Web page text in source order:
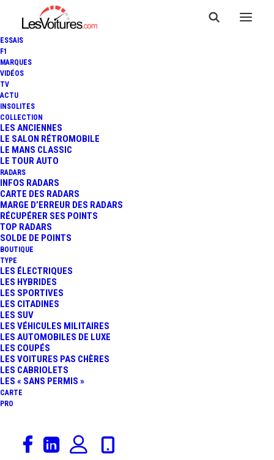
ESSAIS
F1
MARQUES
VIDÉOS
TV
ACTU
INSOLITES
COLLECTION
LES ANCIENNES
LE SALON RÉTROMOBILE
LE MANS CLASSIC
LE TOUR AUTO
RADARS
INFOS RADARS
CARTE DES RADARS
MARGE D’ERREUR DES RADARS
RÉCUPÉRER SES POINTS
TOP RADARS
SOLDE DE POINTS
BOUTIQUE
TYPE
LES ÉLECTRIQUES
LES HYBRIDES
LES SPORTIVES
LES CITADINES
LES SUV
LES VÉHICULES MILITAIRES
LES AUTOMOBILES DE LUXE
LES COUPÉS
LES VOITURES PAS CHÈRES
LES CABRIOLETS
LES « SANS PERMIS »
CARTE
PRO
Tournefeuille
CetteAire de covoiturage
Dunant, située à
Haute-Garonne
accessible pour faciliter vos déplacements partagés.
Positionnée
Tournefeuille, Haute-Garonne, Occitanie
stratégique1e
quotidien ou les longues distances.
Avec ses 10 places de stationnement
Inconnuest spécialement aménagée pour accueillir les
covoitureurs dans des bonnes conditions. Que vous
soyez conducteur ou passager, vous apprécierez
l’organisation et l’espace disponibles, pensés pour
Informations